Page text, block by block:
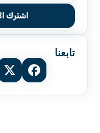
تابعنا